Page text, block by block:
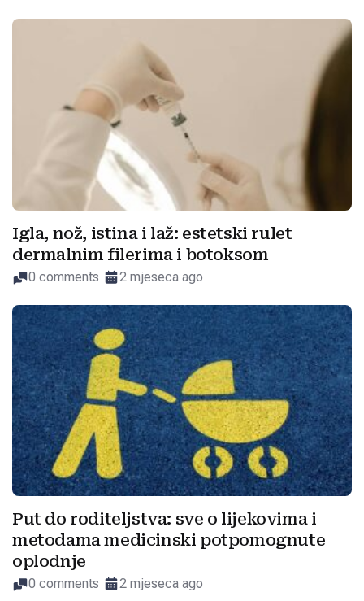
Igla, nož, istina i laž: estetski rulet
dermalnim filerima i botoksom
0 comments 2 mjeseca ago
Put do roditeljstva: sve o lijekovima i
metodama medicinski potpomognute
oplodnje
0 comments 2 mjeseca ago